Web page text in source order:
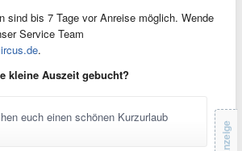
sind bis 7 Tage vor Anreise möglich. Wende
Service Team
.
kleine Auszeit gebucht?
euch einen schönen Kurzurlaub
Anzeige